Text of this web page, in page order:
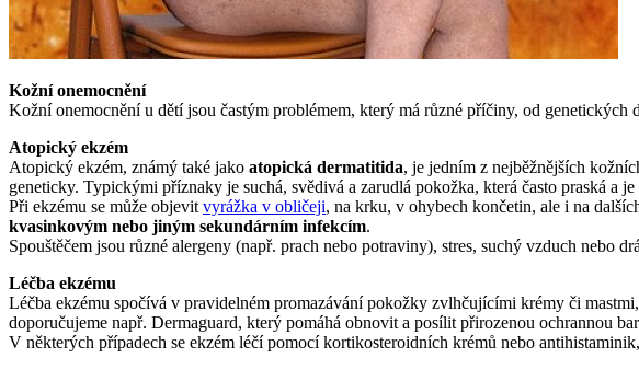
Kožní onemocnění
Kožní onemocnění u dětí jsou častým problémem, který má různé příčiny, od genetických
Atopický ekzém
Atopický ekzém, známý také jako atopická dermatitida, je jedním z nejběžnějších
geneticky. Typickými příznaky je suchá, svědivá a zarudlá pokožka, která často praská a
Při ekzému se může objevit vyrážka v obličeji, na krku, v ohybech končetin, ale i na
kvasinkovým nebo jiným sekundárním infekcím.
Spouštěčem jsou různé alergeny (např. prach nebo potraviny), stres, suchý vzduch nebo
Léčba ekzému
Léčba ekzému spočívá v pravidelném promazávání pokožky zvlhčujícími krémy či
doporučujeme např. Dermaguard, který pomáhá obnovit a posílit přirozenou ochrannou
V některých případech se ekzém léčí pomocí kortikosteroidních krémů nebo